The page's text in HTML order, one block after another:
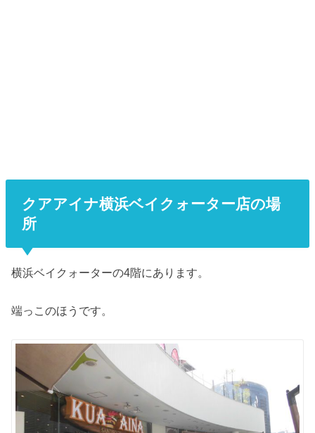
クアアイナ横浜ベイクォーター店の場
所
横浜ベイクォーターの4階にあります。
端っこのほうです。